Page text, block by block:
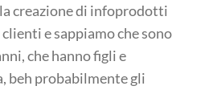
creazione di infoprodotti
e sappiamo che sono
che hanno figli e
beh probabilmente gli